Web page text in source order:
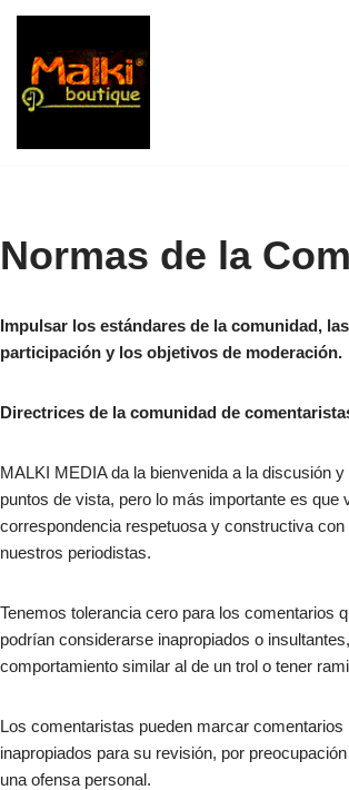
Skip
to
content
Normas de la
Impulsar los estándares de la comunidad,
participación y los objetivos de moderación.
Directrices de la comunidad de
MALKI MEDIA da la bienvenida a la discusión y
puntos de vista, pero lo más importante es que
correspondencia respetuosa y constructiva
nuestros periodistas.
Tenemos tolerancia cero para los comentarios
podrían considerarse inapropiados o
comportamiento similar al de un trol o tener
Los comentaristas pueden marcar comentarios
inapropiados para su revisión, por
una ofensa personal.